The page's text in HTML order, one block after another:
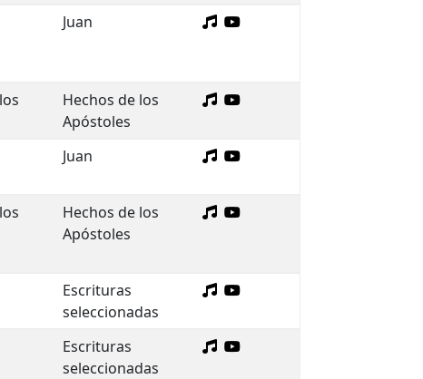
Juan
Hechos de los
Apóstoles
Juan
Hechos de los
Apóstoles
Escrituras
seleccionadas
Escrituras
seleccionadas